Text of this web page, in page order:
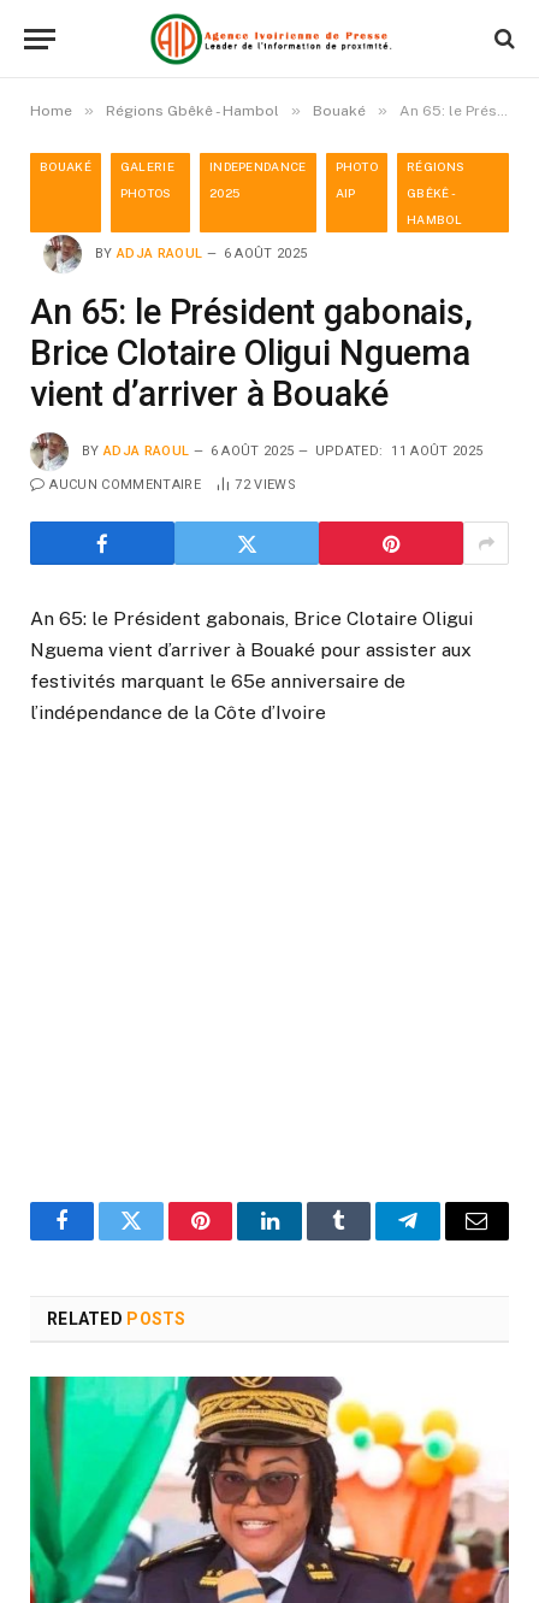
Home » Régions Gbêkê - Hambol » Bouaké » An 65: le Président gabonais, Brice Clotaire Oligui Nguema vient d’arriver à Bouaké
BOUAKÉ
GALERIE
PHOTOS
INDEPENDANCE
2025
PHOTO
AIP
RÉGIONS
GBÊKÊ -
HAMBOL
BY ADJA RAOUL 6 AOÛT 2025
An 65: le Président gabonais,
Brice Clotaire Oligui Nguema
vient d’arriver à Bouaké
BY ADJA RAOUL 6 AOÛT 2025 UPDATED: 11 AOÛT 2025
AUCUN COMMENTAIRE 72VIEWS
An 65: le Président gabonais, Brice Clotaire Oligui
Nguema vient d’arriver à Bouaké pour assister aux
festivités marquant le 65e anniversaire de
l’indépendance de la Côte d’Ivoire
FacebookTwitter PinterestLinkedInTumblr TelegramEmail
RELATED POSTS